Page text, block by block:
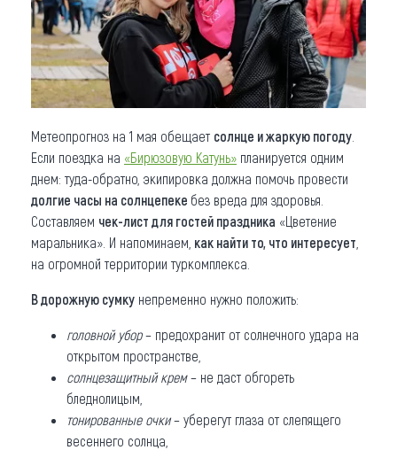
Коллекция впечатлений
Другие рубрики
Метеопрогноз на 1 мая обещает солнце и жаркую погоду
Если поездка на «Бирюзовую Катунь» планируется одним
днем: туда-обратно, экипировка должна помочь провести
долгие часы на солнцепеке без вреда для здоровья.
Составляем чек-лист для гостей праздника «Цветение
маральника». И напоминаем, как найти то, что интересует
на огромной территории туркомплекса.
В дорожную сумку непременно нужно положить:
головной убор– предохранит от солнечного удара на
открытом пространстве,
солнцезащитный крем– не даст обгореть
бледнолицым,
тонированные очки– уберегут глаза от слепящего
весеннего солнца,